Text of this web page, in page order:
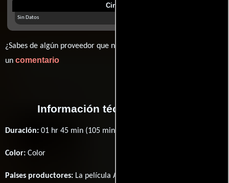
Cines
Sin Datos
¿Sabes de algún proveedor que no estamos mostrando? déjanos
un comentario
Información técnica y general
Duración: 01 hr 45 min (105 minutos) .
Color: Color
Paises productores: La película ATL fué producida en